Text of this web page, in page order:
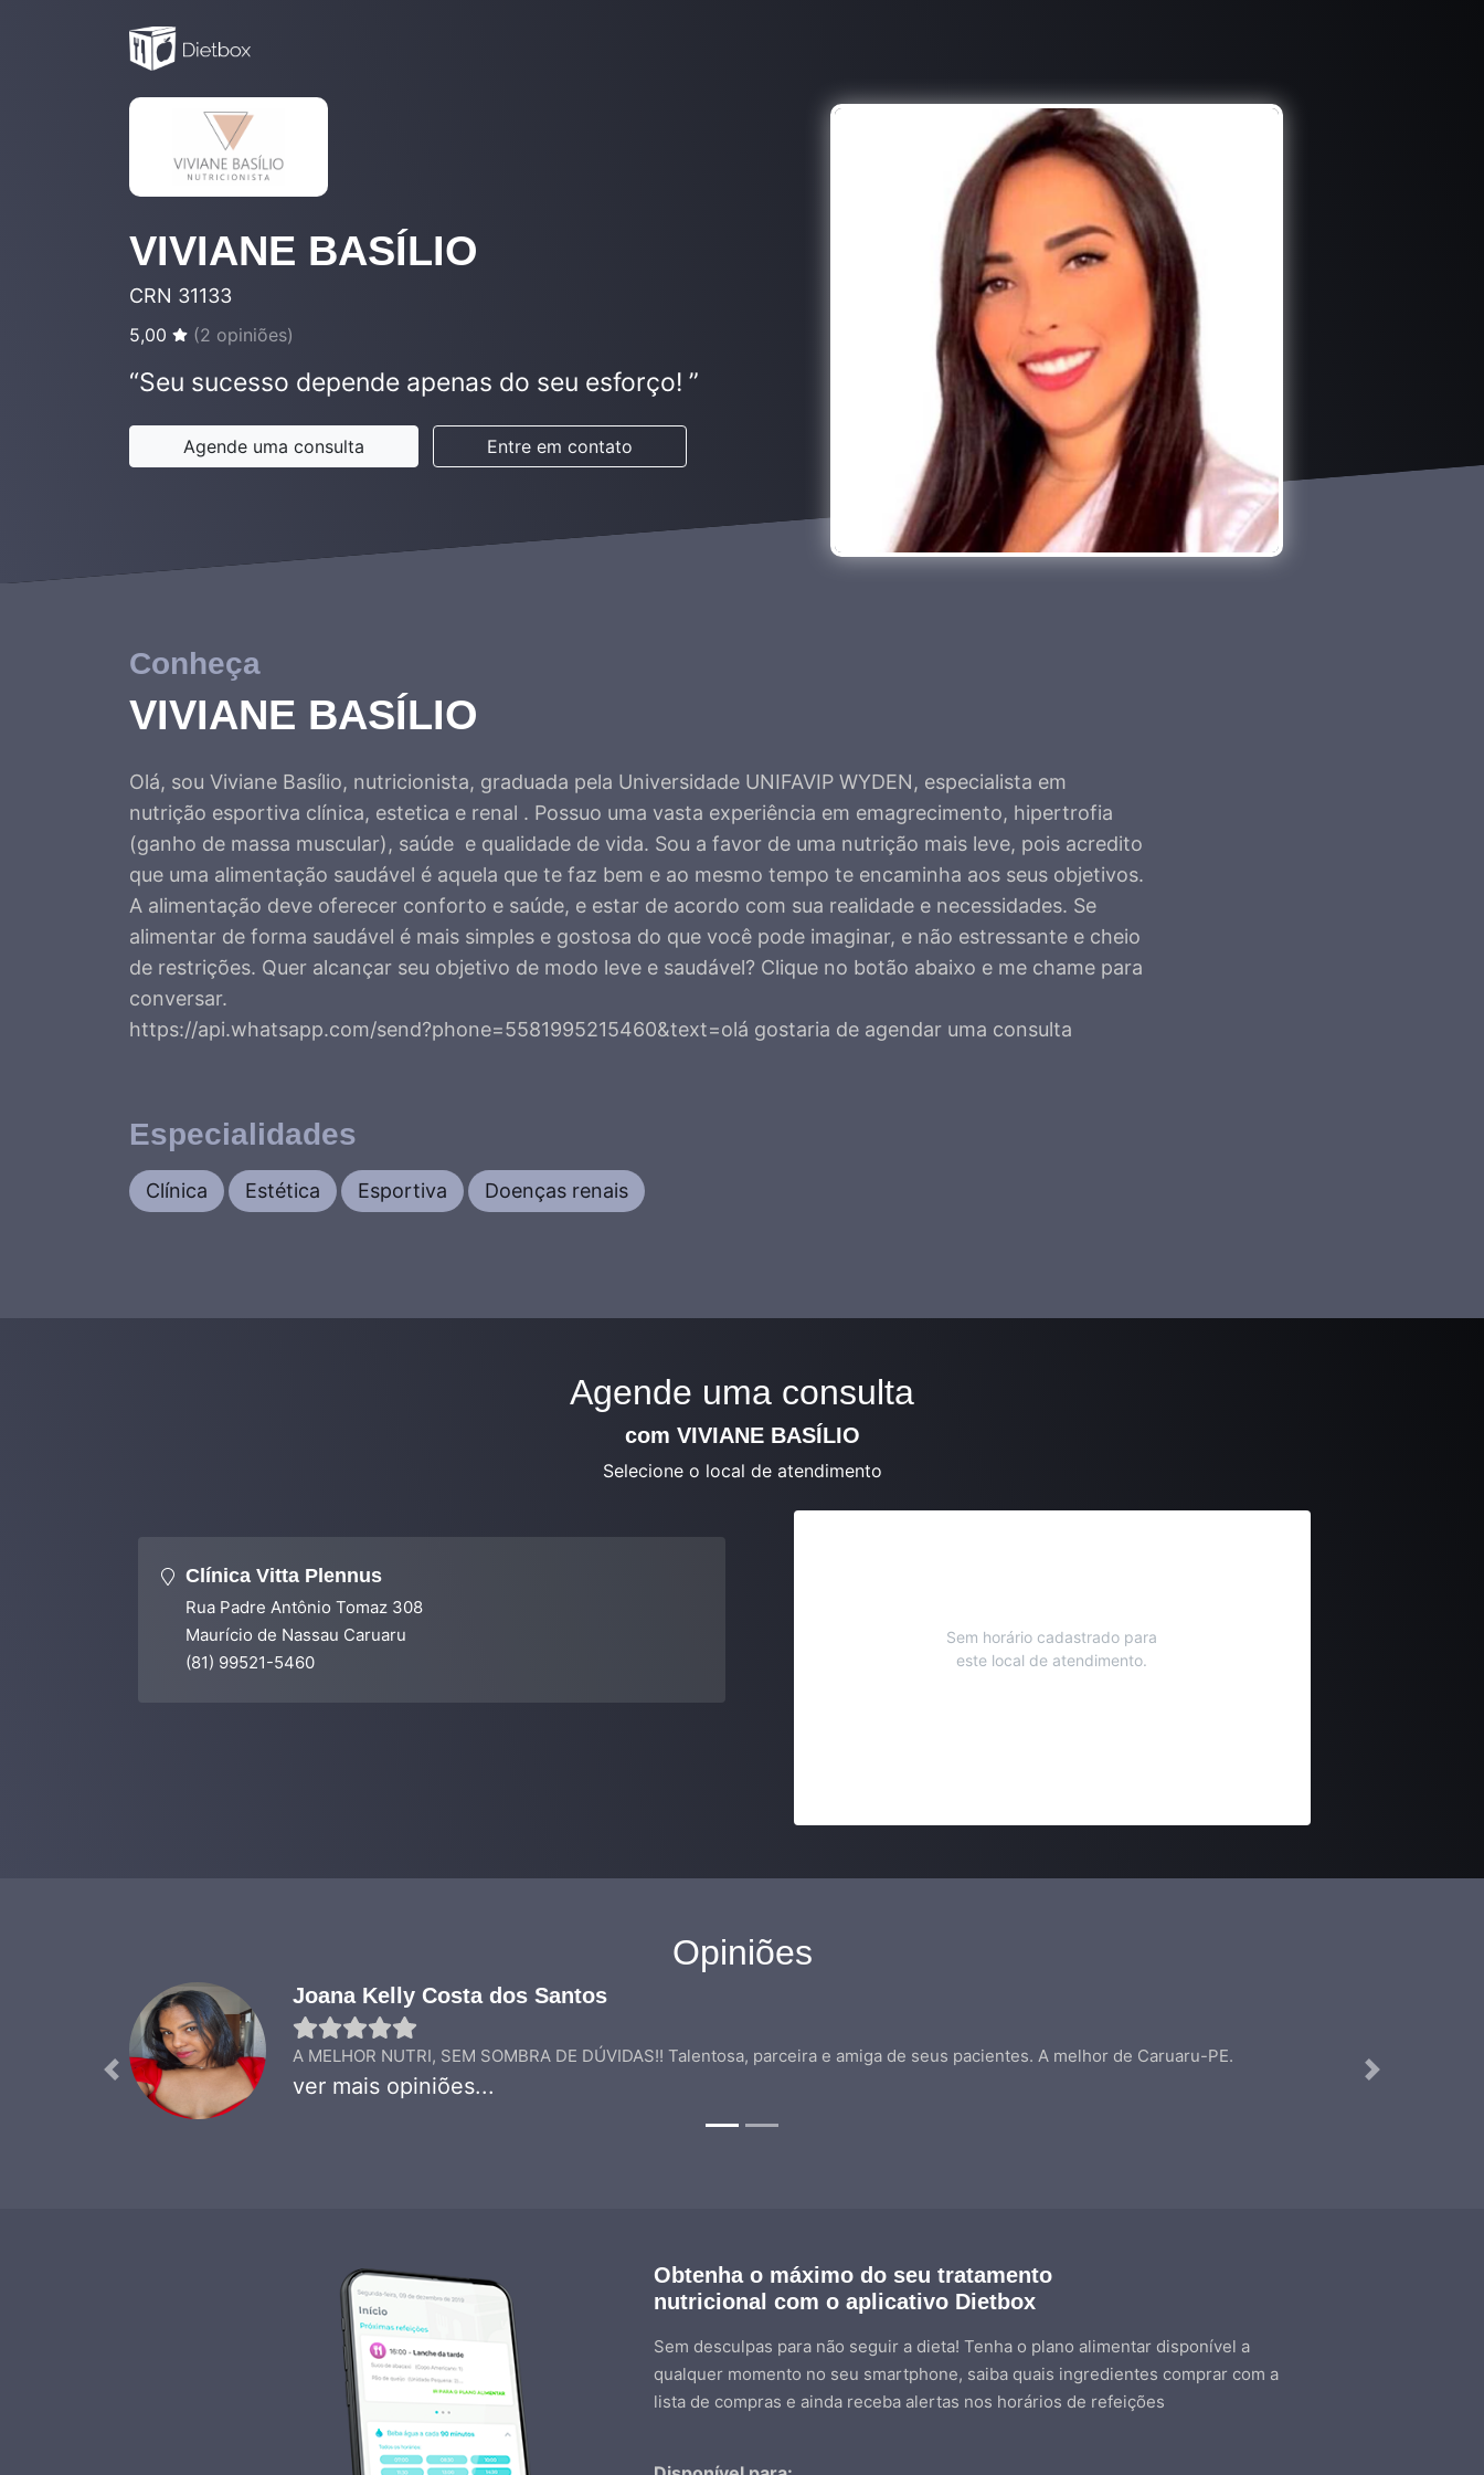
VIVIANE BASÍLIO
CRN 31133
5,00 (2 opiniões)
“Seu sucesso depende apenas do seu esforço! ”
Agende uma consulta Entre em contato
Conheça
VIVIANE BASÍLIO
Olá, sou Viviane Basílio, nutricionista, graduada pela Universidade UNIFAVIP WYDEN, especialista em
nutrição esportiva clínica, estetica e renal . Possuo uma vasta experiência em emagrecimento, hipertrofia
(ganho de massa muscular), saúde e qualidade de vida. Sou a favor de uma nutrição mais leve, pois acredito
que uma alimentação saudável é aquela que te faz bem e ao mesmo tempo te encaminha aos seus objetivos.
A alimentação deve oferecer conforto e saúde, e estar de acordo com sua realidade e necessidades. Se
alimentar de forma saudável é mais simples e gostosa do que você pode imaginar, e não estressante e cheio
de restrições. Quer alcançar seu objetivo de modo leve e saudável? Clique no botão abaixo e me chame para
conversar.
https://api.whatsapp.com/send?phone=5581995215460&text=olá gostaria de agendar uma consulta
Especialidades
Clínica Estética Esportiva Doenças renais
Agende uma consulta
com VIVIANE BASÍLIO
Selecione o local de atendimento
Clínica Vitta Plennus
Rua Padre Antônio Tomaz 308
Maurício de Nassau Caruaru
(81) 99521-5460
Sem horário cadastrado para
este local de atendimento.
Opiniões
Joana Kelly Costa dos Santos
A MELHOR NUTRI, SEM SOMBRA DE DÚVIDAS!! Talentosa, parceira e amiga de seus pacientes. A melhor de Caruaru-PE.
ver mais opiniões...
Previous Next
Obtenha o máximo do seu tratamento
nutricional com o aplicativo Dietbox
Sem desculpas para não seguir a dieta! Tenha o plano alimentar disponível a
qualquer momento no seu smartphone, saiba quais ingredientes comprar com a
lista de compras e ainda receba alertas nos horários de refeições